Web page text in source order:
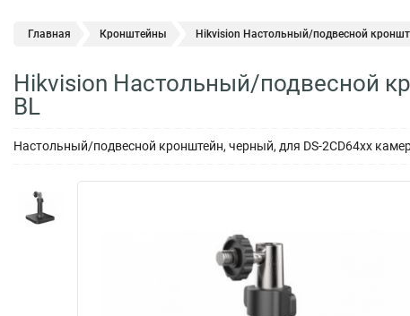
Главная Кронштейны Hikvision Настольный/подвесной
Hikvision Настольный/подвесной
BL
Настольный/подвесной кронштейн, черный, для DS-2CD64xx